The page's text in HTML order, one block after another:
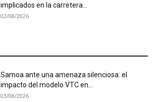
implicados en la carretera...
02/08/2026
Samoa ante una amenaza silenciosa: el
impacto del modelo VTC en...
03/08/2026